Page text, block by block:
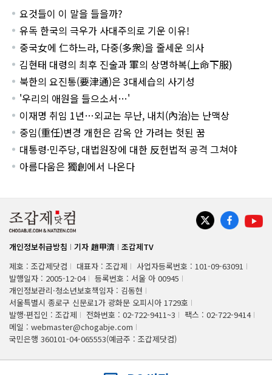
요것들이 이 말을 들을까?
유독 한국의 극우가 사대주의로 기운 이유!
중국女에 仁하느라, 다중(多衆)을 줄세운 의사
김현태 대령의 최후 진술과 軍의 상명하복(上命下服)
북한의 요진통(要津通)은 3대세습의 사기성
'우리의 애원을 들으소서…'
이재명 취임 1년…외교는 무난, 내치(內治)는 난맥상
중임(重任)변경 개헌은 감옥 안 가려는 헛된 꿈
대통령·민주당, 대법원장에 대한 反헌법적 공격 그쳐야
아름다움은 獨創에서 나온다
개인정보취급방침 기자 趙甲濟
조갑제TV
제호 : 조갑제닷컴
대표자 : 조갑제
사업자등록번호 : 101-09-63091
발행일자 : 2005-12-04
등록번호 : 서울 아 00945
개인정보관리·청소년보호책임자 : 김동현
서울특별시 종로구 신문로1가 광화문 오피시아 1729호
발행·편집인 : 조갑제
전화번호 : 02-722-9411~3
팩스 : 02-722-9414
메일 : webmaster@chogabje.com
국민은행 360101-04-065553(예금주 : 조갑제닷컴)